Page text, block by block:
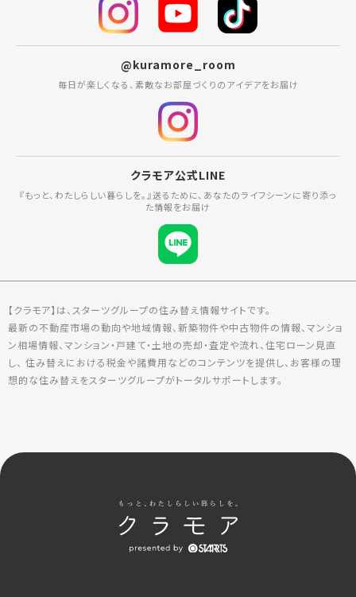
@kuramore_room
毎日が楽しくなる、素敵なお部屋づくりのアイデアをお届け
クラモア公式LINE
『もっと、わたしらしい暮らしを。』送るために、あなたのライフシーンに寄り添っ
た情報をお届け
【クラモア】は、スターツグループの住み替え情報サイトです。
最新の不動産市場の動向や地域情報、新築物件や中古物件の情報、マンショ
ン相場情報、マンション・戸建て・土地の売却・査定や流れ、住宅ローン見直
し、 住み替えにおける税金や諸費用などのコンテンツを提供し、お客様の理
想的な住み替えをスターツグループがトータルサポートします。